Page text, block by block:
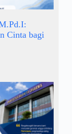
Cinta bagi